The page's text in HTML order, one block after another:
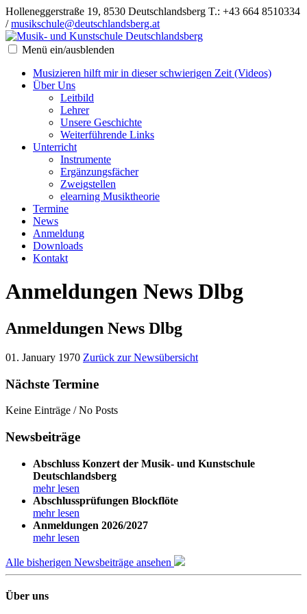
Holleneggerstraße 19, 8530 Deutschlandsberg T.: +43 664 8510334
/musikschule@deutschlandsberg.at
Menü ein/ausblenden
Musizieren hilft mir in dieser schwierigen Zeit (Videos)
Über Uns
Leitbild
Lehrer
Unsere Geschichte
Weiterführende Links
Unterricht
Instrumente
Ergänzungsfächer
Zweigstellen
elearning Musiktheorie
Termine
News
Anmeldung
Downloads
Kontakt
Anmeldungen News Dlbg
Anmeldungen News Dlbg
01. January 1970 Zurück zur Newsübersicht
Nächste Termine
Keine Einträge / No Posts
Newsbeiträge
Abschluss Konzert der Musik- und Kunstschule
Deutschlandsberg
mehr lesen
Abschlussprüfungen Blockflöte
mehr lesen
Anmeldungen 2026/2027
mehr lesen
Alle bisherigen Newsbeiträge ansehen
Über uns